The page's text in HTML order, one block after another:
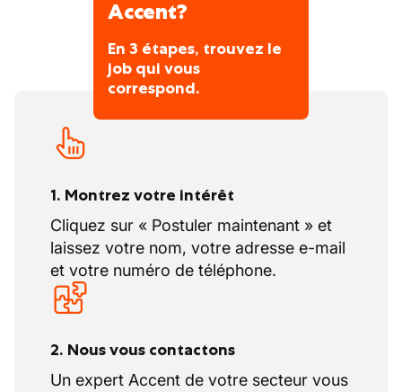
Accent?
En 3 étapes, trouvez le
job qui vous
correspond.
1. Montrez votre intérêt
Cliquez sur « Postuler maintenant » et
laissez votre nom, votre adresse e-mail
et votre numéro de téléphone.
2. Nous vous contactons
Un expert Accent de votre secteur vous